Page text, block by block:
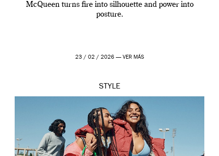
McQueen turns fire into silhouette and power into
posture.
23 / 02 / 2026 — VER MÁS
STYLE